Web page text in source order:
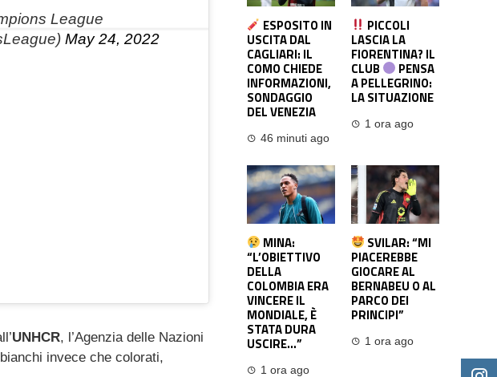
League
May 24, 2022
UNHCR, l’Agenzia delle Nazioni
invece che colorati,
ESPOSITO IN
USCITA DAL
CAGLIARI: IL
COMO CHIEDE
INFORMAZIONI,
SONDAGGIO
DEL VENEZIA
46 minuti ago
PICCOLI
LASCIA LA
FIORENTINA? IL
CLUB PENSA
A PELLEGRINO:
LA SITUAZIONE
1 ora ago
MINA:
“L’OBIETTIVO
DELLA
COLOMBIA ERA
VINCERE IL
MONDIALE, È
STATA DURA
USCIRE…”
1 ora ago
SVILAR: “MI
PIACEREBBE
GIOCARE AL
BERNABEU O AL
PARCO DEI
PRINCIPI”
1 ora ago